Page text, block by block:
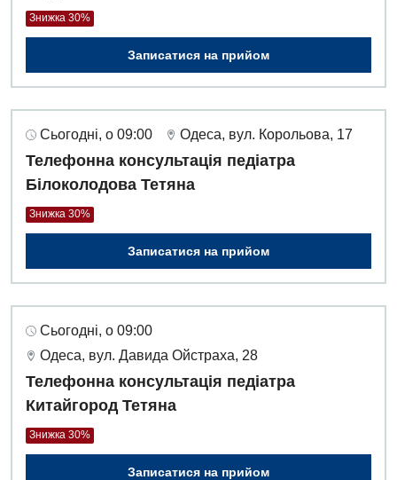
Знижка 30%
Записатися на прийом
Сьогодні, о 09:00 Одеса, вул. Корольова, 17
Телефонна консультація педіатра
Білоколодова Тетяна
Знижка 30%
Записатися на прийом
Сьогодні, о 09:00
Одеса, вул. Давида Ойстраха, 28
Телефонна консультація педіатра
Китайгород Тетяна
Знижка 30%
Записатися на прийом